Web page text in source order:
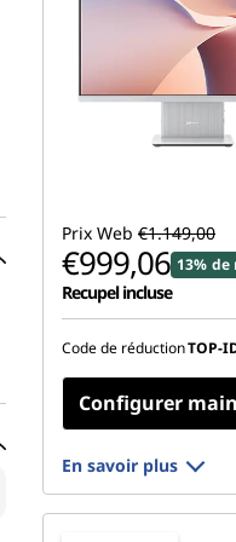
Prix Web €1.149,00
€999,06 13%
Recupel incluse
Code de réductionTOP-
Configurer
En savoir plus